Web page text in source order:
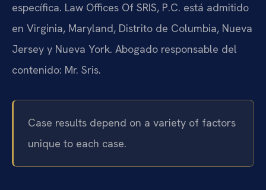
específica. Law Offices Of SRIS, P.C. está admitido
en Virginia, Maryland, Distrito de Columbia, Nueva
Jersey y Nueva York. Abogado responsable del
contenido: Mr. Sris.
Case results depend on a variety of factors
unique to each case.